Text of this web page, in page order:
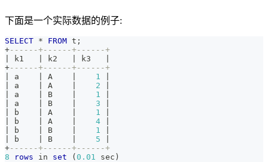
下面是一个实际数据的例子:
SELECT * FROM t ;
+------+------+------+
k1 k2 k3
+------+------+------+
a A 1
a A 2
a B 1
a B 3
b A 1
b A 4
b B 1
b B 5
+------+------+------+
8
rows in set (0.01 sec )